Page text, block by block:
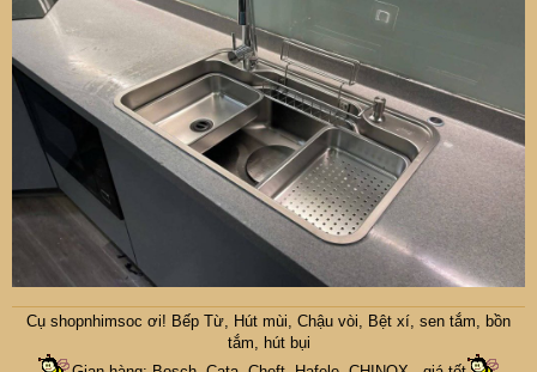
loại chậu này thiết kế theo phong cách châu âu, đúc khối
đặc inox chuẩn sịn sò, rất chắc chắn cụ nha
Cụ shopnhimsoc ơi! Bếp Từ, Hút mùi, Chậu vòi, Bệt xí, sen tắm, bồn
tắm, hút bụi